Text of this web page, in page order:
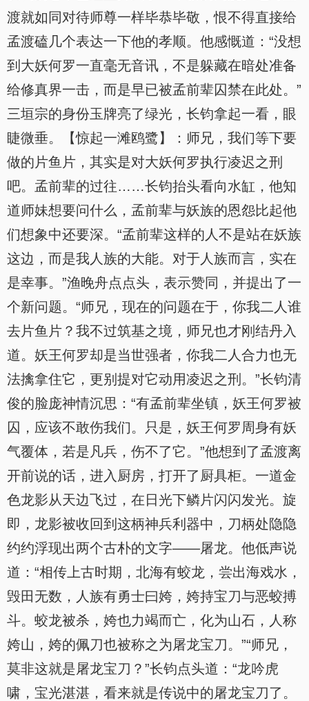
渡就如同对待师尊一样毕恭毕敬，恨不得直接给
孟渡磕几个表达一下他的孝顺。他感慨道：“没想
到大妖何罗一直毫无音讯，不是躲藏在暗处准备
给修真界一击，而是早已被孟前辈囚禁在此处。”
三垣宗的身份玉牌亮了绿光，长钧拿起一看，眼
睫微垂。【惊起一滩鸥鹭】：师兄，我们等下要
做的片鱼片，其实是对大妖何罗执行凌迟之刑
吧。孟前辈的过往……长钧抬头看向水缸，他知
道师妹想要问什么，孟前辈与妖族的恩怨比起他
们想象中还要深。“孟前辈这样的人不是站在妖族
这边，而是我人族的大能。对于人族而言，实在
是幸事。”渔晚舟点点头，表示赞同，并提出了一
个新问题。“师兄，现在的问题在于，你我二人谁
去片鱼片？我不过筑基之境，师兄也才刚结丹入
道。妖王何罗却是当世强者，你我二人合力也无
法擒拿住它，更别提对它动用凌迟之刑。”长钧清
俊的脸庞神情沉思：“有孟前辈坐镇，妖王何罗被
囚，应该不敢伤我们。只是，妖王何罗周身有妖
气覆体，若是凡兵，伤不了它。”他想到了孟渡离
开前说的话，进入厨房，打开了厨具柜。一道金
色龙影从天边飞过，在日光下鳞片闪闪发光。旋
即，龙影被收回到这柄神兵利器中，刀柄处隐隐
约约浮现出两个古朴的文字——屠龙。他低声说
道：“相传上古时期，北海有蛟龙，尝出海戏水，
毁田无数，人族有勇士曰姱，姱持宝刀与恶蛟搏
斗。蛟龙被杀，姱也力竭而亡，化为山石，人称
姱山，姱的佩刀也被称之为屠龙宝刀。”“师兄，
莫非这就是屠龙宝刀？”长钧点头道：“龙吟虎
啸，宝光湛湛，看来就是传说中的屠龙宝刀了。